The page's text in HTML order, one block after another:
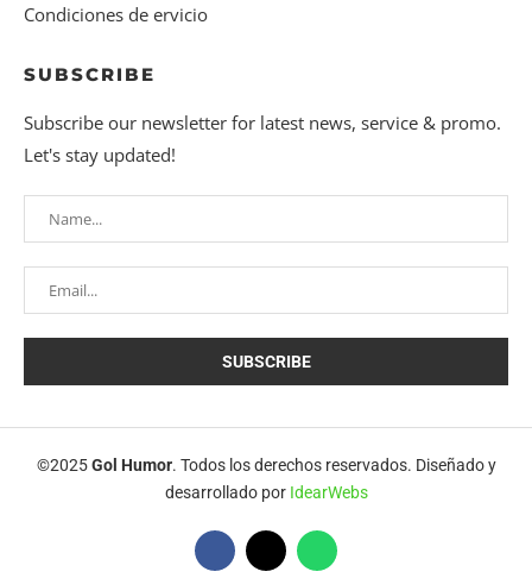
Condiciones de ervicio
SUBSCRIBE
Subscribe our newsletter for latest news, service & promo.
Let's stay updated!
©2025Gol Humor. Todos los derechos reservados. Diseñado y
desarrollado por IdearWebs